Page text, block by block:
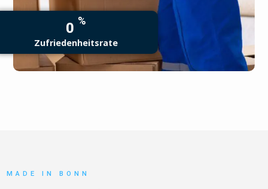
0 %
Zufriedenheitsrate
MADE IN BONN